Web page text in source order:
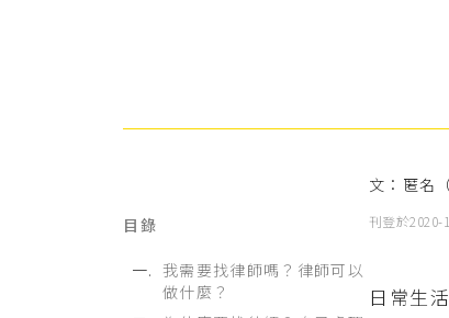
目錄
我需要找律師嗎？律師可以
做什麼？
文：匿名
刊登於2020-
日常生